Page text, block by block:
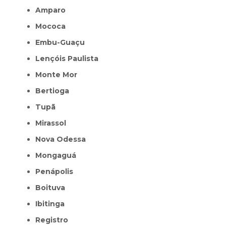
Amparo
Mococa
Embu-Guaçu
Lençóis Paulista
Monte Mor
Bertioga
Tupã
Mirassol
Nova Odessa
Mongaguá
Penápolis
Boituva
Ibitinga
Registro